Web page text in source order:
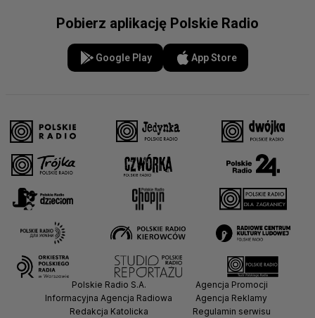
Pobierz aplikację Polskie Radio
Google Play App Store
Polskie Radio S.A.
Informacyjna Agencja Radiowa
Redakcja Katolicka
Agencja Promocji
Agencja Reklamy
Regulamin serwisu